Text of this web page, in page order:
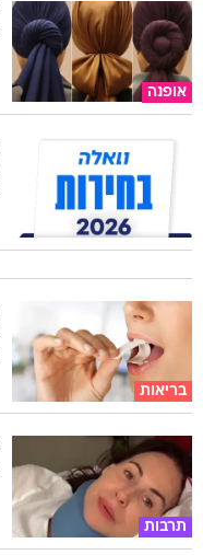
אופנה
בריאות
תרבות